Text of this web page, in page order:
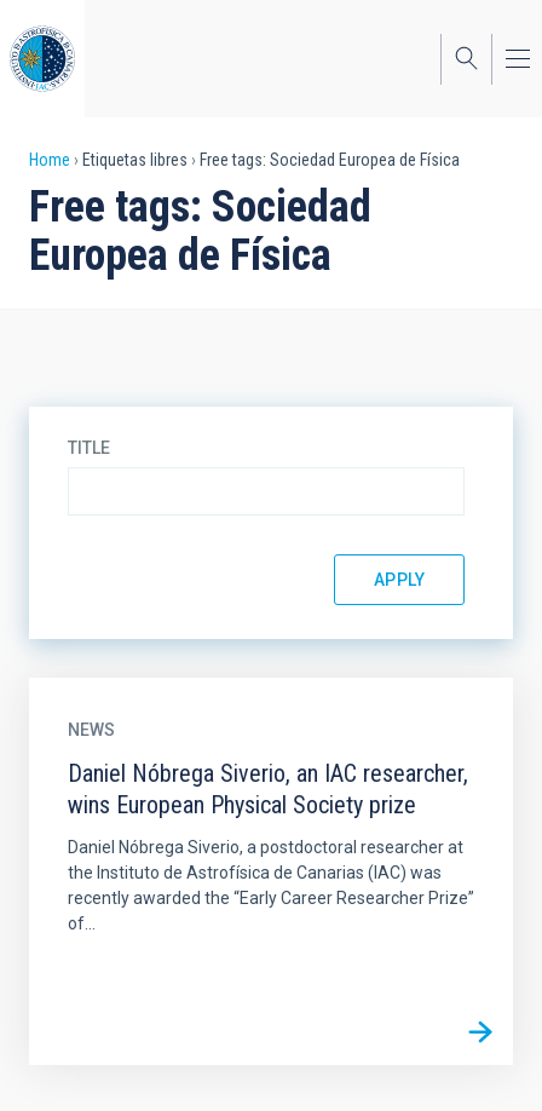
to
main
content
Breadcrumb
Home Etiquetas libres Free tags: Sociedad Europea de Física
Free tags: Sociedad
Europea de Física
TITLE
NEWS
Daniel Nóbrega Siverio, an IAC researcher,
wins European Physical Society prize
Daniel Nóbrega Siverio, a postdoctoral researcher at
the Instituto de Astrofísica de Canarias (IAC) was
recently awarded the “Early Career Researcher Prize”
of...